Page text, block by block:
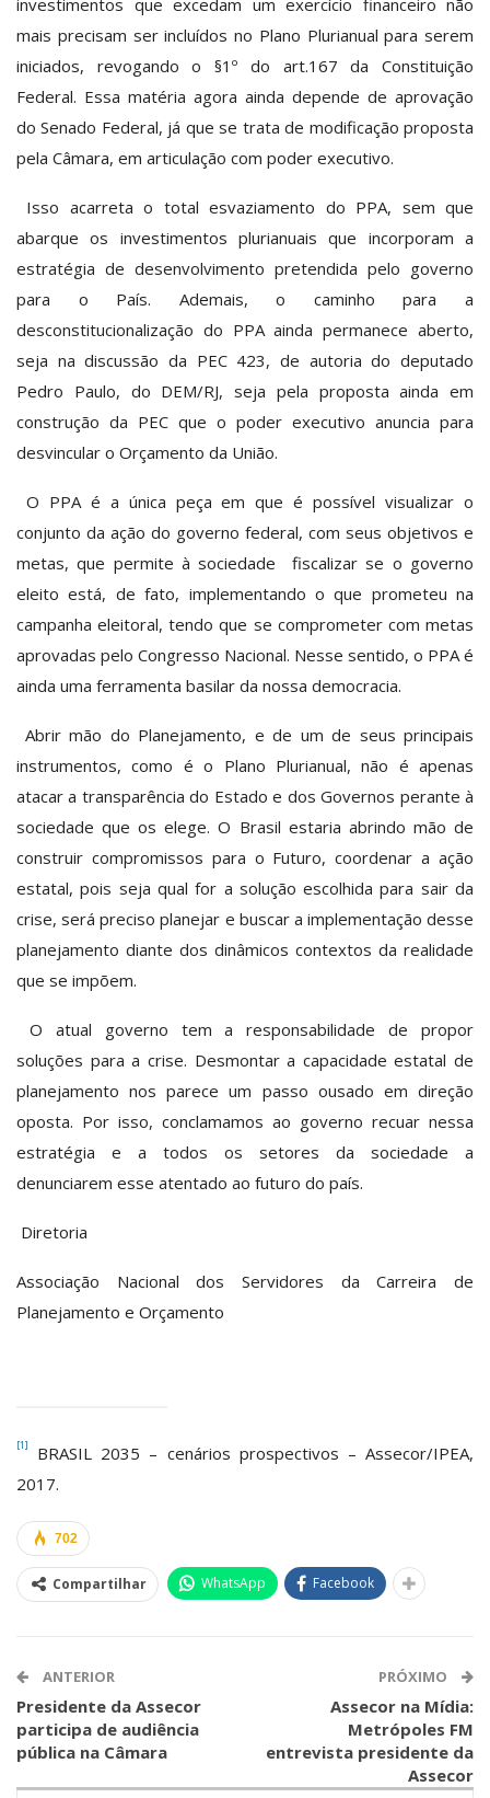
mais precisam ser incluídos no Plano Plurianual para serem
iniciados, revogando o §1º do art.167 da Constituição
Federal. Essa matéria agora ainda depende de aprovação
do Senado Federal, já que se trata de modificação proposta
pela Câmara, em articulação com poder executivo.
Isso acarreta o total esvaziamento do PPA, sem que
abarque os investimentos plurianuais que incorporam a
estratégia de desenvolvimento pretendida pelo governo
para o País. Ademais, o caminho para a
desconstitucionalização do PPA ainda permanece aberto,
seja na discussão da PEC 423, de autoria do deputado
Pedro Paulo, do DEM/RJ, seja pela proposta ainda em
construção da PEC que o poder executivo anuncia para
desvincular o Orçamento da União.
O PPA é a única peça em que é possível visualizar o
conjunto da ação do governo federal, com seus objetivos e
metas, que permite à sociedade fiscalizar se o governo
eleito está, de fato, implementando o que prometeu na
campanha eleitoral, tendo que se comprometer com metas
aprovadas pelo Congresso Nacional. Nesse sentido, o PPA é
ainda uma ferramenta basilar da nossa democracia.
Abrir mão do Planejamento, e de um de seus principais
instrumentos, como é o Plano Plurianual, não é apenas
atacar a transparência do Estado e dos Governos perante à
sociedade que os elege. O Brasil estaria abrindo mão de
construir compromissos para o Futuro, coordenar a ação
estatal, pois seja qual for a solução escolhida para sair da
crise, será preciso planejar e buscar a implementação desse
planejamento diante dos dinâmicos contextos da realidade
que se impõem.
O atual governo tem a responsabilidade de propor
soluções para a crise. Desmontar a capacidade estatal de
planejamento nos parece um passo ousado em direção
oposta. Por isso, conclamamos ao governo recuar nessa
estratégia e a todos os setores da sociedade a
denunciarem esse atentado ao futuro do país.
Diretoria
Associação Nacional dos Servidores da Carreira de
Planejamento e Orçamento
[1]
BRASIL 2035 – cenários prospectivos – Assecor/IPEA,
2017.
702
Compartilhar WhatsApp Facebook
ANTERIOR
Presidente da Assecor
participa de audiência
pública na Câmara
PRÓXIMO
Assecor na Mídia:
Metrópoles FM
entrevista presidente da
Assecor